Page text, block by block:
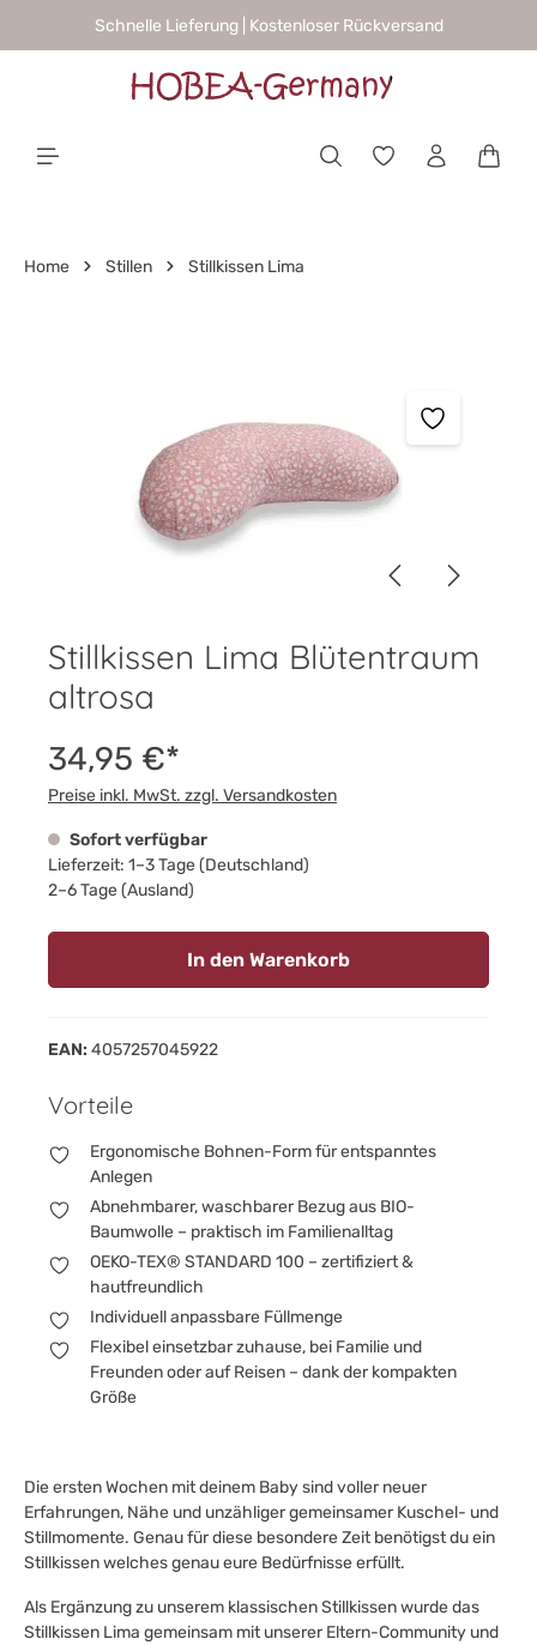
springenSchnelle Lieferung | Kostenloser Rückversand
Home Stillen Stillkissen Lima
Stillkissen Lima Blütentraum
altrosa
34,95 €*
Preise inkl. MwSt. zzgl. Versandkosten
Sofort verfügbar
Lieferzeit: 1–3 Tage (Deutschland)
2–6 Tage (Ausland)
In den Warenkorb
EAN: 4057257045922
Vorteile
Ergonomische Bohnen-Form für entspanntes
Anlegen
Abnehmbarer, waschbarer Bezug aus BIO-
Baumwolle – praktisch im Familienalltag
OEKO-TEX® STANDARD 100 – zertifiziert &
hautfreundlich
Individuell anpassbare Füllmenge
Flexibel einsetzbar zuhause, bei Familie und
Freunden oder auf Reisen – dank der kompakten
Größe
Die ersten Wochen mit deinem Baby sind voller neuer
Erfahrungen, Nähe und unzähliger gemeinsamer Kuschel- und
Stillmomente. Genau für diese besondere Zeit benötigst du ein
Stillkissen welches genau eure Bedürfnisse erfüllt.
Als Ergänzung zu unserem klassischen Stillkissen wurde das
Stillkissen Lima gemeinsam mit unserer Eltern-Community und